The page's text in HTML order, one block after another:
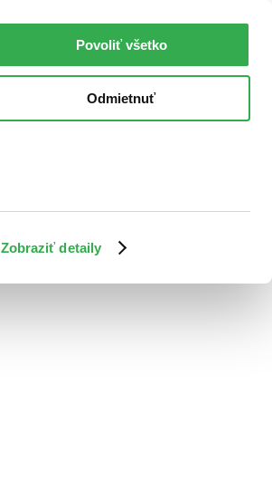
Zobraziť detaily
Povoliť všetko
Odmietnuť